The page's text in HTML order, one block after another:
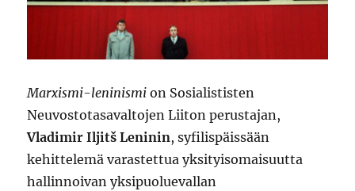
Marxismi-leninismi on Sosialististen
Neuvostotasavaltojen Liiton perustajan,
Vladimir Iljitš Leninin, syfilispäissään
kehittelemä varastettua yksityisomaisuutta
hallinnoivan yksipuoluevallan